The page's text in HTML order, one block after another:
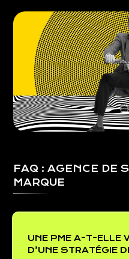
FAQ : AGENCE DE
MARQUE
UNE PME A-T-ELLE
D’UNE STRATÉGIE